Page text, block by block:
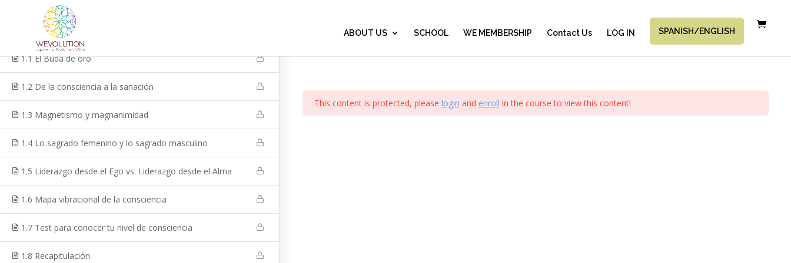
ABOUT US SCHOOL WE MEMBERSHIP Contact Us LOG IN SPANISH/ENGLISH
Home Courses
LUZ (I)
1.1 El Buda de oro
1.2 De la consciencia a la sanación
1.3 Magnetismo y magnanimidad
1.4 Lo sagrado femenino y lo sagrado masculino
1.5 Liderazgo desde el Ego vs. Liderazgo desde el Alma
1.6 Mapa vibracional de la consciencia
1.7 Test para conocer tu nivel de consciencia
1.8 Recapitulación
This content is protected, please login and enroll in the course to view this content!